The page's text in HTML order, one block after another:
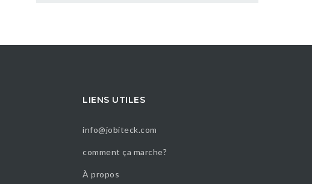
LIENS UTILES
info@jobiteck.com
comment ça marche?
À propos